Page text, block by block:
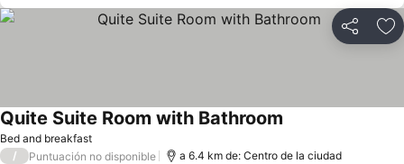
Compartir
Bed and breakfast
Quite Suite Room with Bathroom
/ Puntuación no disponible a 6.4 km de: Centro de la ciudad